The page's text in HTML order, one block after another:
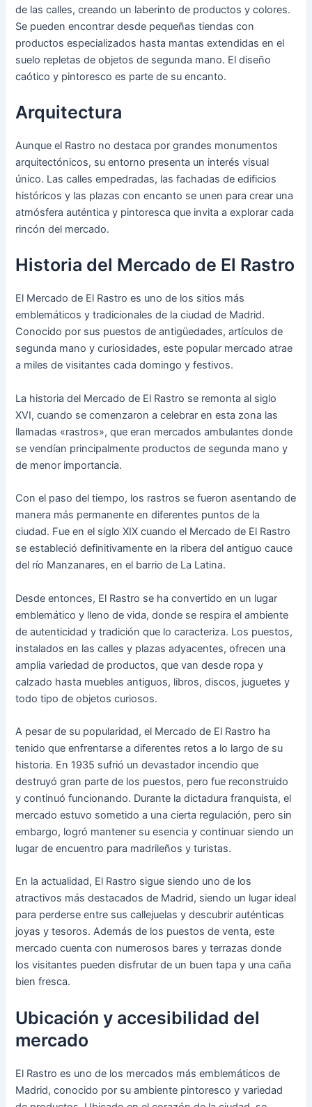
de las calles, creando un laberinto de productos y colores.
Se pueden encontrar desde pequeñas tiendas con
productos especializados hasta mantas extendidas en el
suelo repletas de objetos de segunda mano. El diseño
caótico y pintoresco es parte de su encanto.
Arquitectura
Aunque el Rastro no destaca por grandes monumentos
arquitectónicos, su entorno presenta un interés visual
único. Las calles empedradas, las fachadas de edificios
históricos y las plazas con encanto se unen para crear una
atmósfera auténtica y pintoresca que invita a explorar cada
rincón del mercado.
Historia del Mercado de El Rastro
El Mercado de El Rastro es uno de los sitios más
emblemáticos y tradicionales de la ciudad de Madrid.
Conocido por sus puestos de antigüedades, artículos de
segunda mano y curiosidades, este popular mercado atrae
a miles de visitantes cada domingo y festivos.
La historia del Mercado de El Rastro se remonta al siglo
XVI, cuando se comenzaron a celebrar en esta zona las
llamadas «rastros», que eran mercados ambulantes donde
se vendían principalmente productos de segunda mano y
de menor importancia.
Con el paso del tiempo, los rastros se fueron asentando de
manera más permanente en diferentes puntos de la
ciudad. Fue en el siglo XIX cuando el Mercado de El Rastro
se estableció definitivamente en la ribera del antiguo cauce
del río Manzanares, en el barrio de La Latina.
Desde entonces, El Rastro se ha convertido en un lugar
emblemático y lleno de vida, donde se respira el ambiente
de autenticidad y tradición que lo caracteriza. Los puestos,
instalados en las calles y plazas adyacentes, ofrecen una
amplia variedad de productos, que van desde ropa y
calzado hasta muebles antiguos, libros, discos, juguetes y
todo tipo de objetos curiosos.
A pesar de su popularidad, el Mercado de El Rastro ha
tenido que enfrentarse a diferentes retos a lo largo de su
historia. En 1935 sufrió un devastador incendio que
destruyó gran parte de los puestos, pero fue reconstruido
y continuó funcionando. Durante la dictadura franquista, el
mercado estuvo sometido a una cierta regulación, pero sin
embargo, logró mantener su esencia y continuar siendo un
lugar de encuentro para madrileños y turistas.
En la actualidad, El Rastro sigue siendo uno de los
atractivos más destacados de Madrid, siendo un lugar ideal
para perderse entre sus callejuelas y descubrir auténticas
joyas y tesoros. Además de los puestos de venta, este
mercado cuenta con numerosos bares y terrazas donde
los visitantes pueden disfrutar de un buen tapa y una caña
bien fresca.
Ubicación y accesibilidad del
mercado
El Rastro es uno de los mercados más emblemáticos de
Madrid, conocido por su ambiente pintoresco y variedad